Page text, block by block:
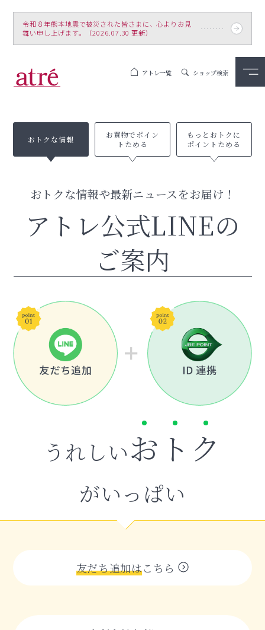
令和８年熊本地震で被災された皆さまに、心よりお見
舞い申し上げます。（2026.07.30 更新）
アトレ一覧 ショップ検索
おトクな情報
お買物でポイン
トためる
もっとおトクに
ポイントためる
おトクな情報や最新ニュースをお届け！
アトレ公式LINEの
ご案内
うれしいお ト ク
がいっぱい
友だち追加はこちら